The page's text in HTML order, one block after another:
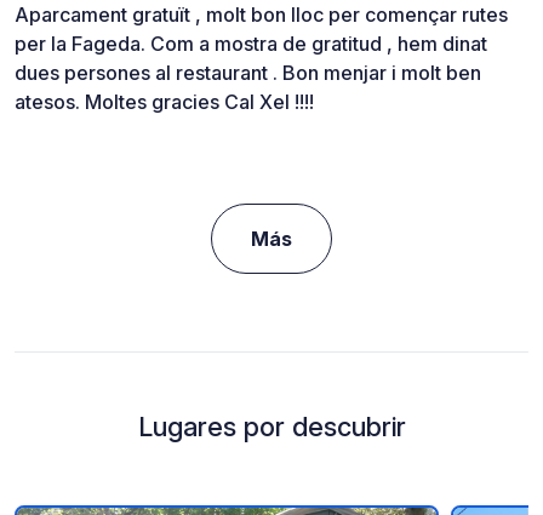
Aparcament gratuït , molt bon lloc per començar rutes
per la Fageda. Com a mostra de gratitud , hem dinat
dues persones al restaurant . Bon menjar i molt ben
atesos. Moltes gracies Cal Xel !!!!
Más
Lugares por descubrir